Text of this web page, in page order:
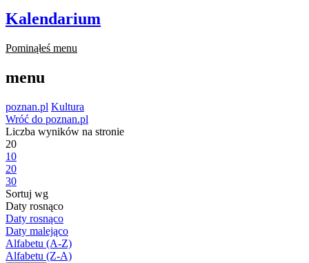
Kalendarium
Pominąłeś menu
menu
poznan.pl Kultura
Wróć do poznan.pl
Liczba wyników na stronie
20
10
20
30
Sortuj wg
Daty rosnąco
Daty rosnąco
Daty malejąco
Alfabetu (A-Z)
Alfabetu (Z-A)